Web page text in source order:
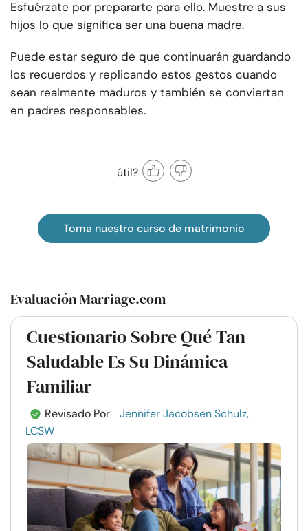
Esfuérzate por prepararte para ello. Muestre a sus
hijos lo que significa ser una buena madre.
Puede estar seguro de que continuarán guardando
los recuerdos y replicando estos gestos cuando
sean realmente maduros y también se conviertan
en padres responsables.
útil?
Toma nuestro curso de matrimonio
Evaluación Marriage.com
Cuestionario Sobre Qué Tan
Saludable Es Su Dinámica
Familiar
Revisado Por
Jennifer Jacobsen Schulz,
LCSW